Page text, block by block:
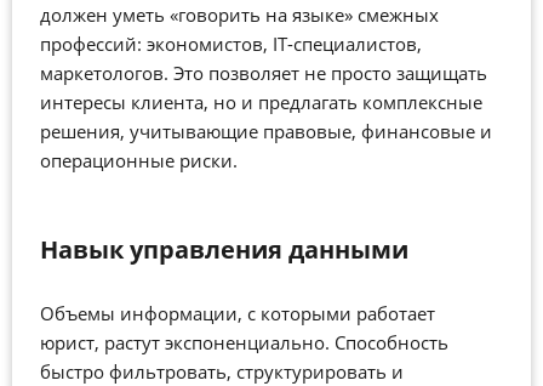
должен уметь «говорить на языке» смежных
профессий: экономистов, IT-специалистов,
маркетологов. Это позволяет не просто защищать
интересы клиента, но и предлагать комплексные
решения, учитывающие правовые, финансовые и
операционные риски.
Навык управления данными
Объемы информации, с которыми работает
юрист, растут экспоненциально. Способность
быстро фильтровать, структурировать и